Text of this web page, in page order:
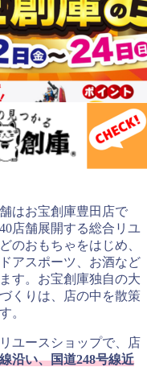
はお宝創庫豊田店で
店舗展開する総合リユ
のおもちゃをはじめ、
アスポーツ、お酒など
す。お宝創庫独自の大
くりは、店の中を散策
。
ユースショップで、店
沿い、国道248号線近